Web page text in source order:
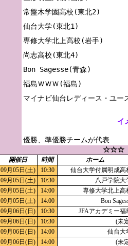
常盤木学園高校(東北2)
仙台大学(東北1)
専修大学北上高校(岩手)
尚志高校(東北4)
Bon Sagesse(青森)
福島ＷＷＷ(福島)
イ
優勝、準優勝チームが代表
☆☆☆
開催日 時間 ホーム
09月05日(土) 10:30
仙台大学付属明成高
09月05日(土)
10:30
八戸学院大
09月05日(土)
14:00
専修大学北上高
09月05日(土)
14:00 Bon
09月06日(日) 10:30
JFAアカデミー福
09月06日(日)
10:30
(未
09月06日(日)
14:00
仙台大
09月06日(日)
14:00 (未